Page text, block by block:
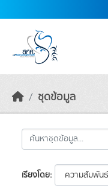
ชุดข้อมูล
เรียงโดย